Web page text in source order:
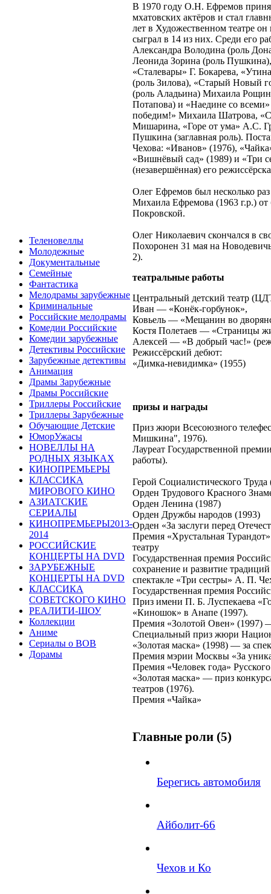
Теленовеллы
Молодежные
Документальные
Семейные
Фантастика
Мелодрамы зарубежные
Криминальные
Российские мелодрамы
Комедии Российские
Комедии зарубежные
Детективы Российские
Зарубежные детективы
Анимация
Драмы Зарубежные
Драмы Российские
Триллеры Российские
Триллеры Зарубежные
Обучающие Детские
ЮморУжасы
НОВЕЛЛЫ НА
РОДНЫХ ЯЗЫКАХ
КИНОПРЕМЬЕРЫ
КЛАССИКА
МИРОВОГО КИНО
АЗИАТСКИЕ
СЕРИАЛЫ
КИНОПРЕМЬЕРЫ2013-
2014
РОССИЙСКИЕ
КОНЦЕРТЫ НА DVD
ЗАРУБЕЖНЫЕ
КОНЦЕРТЫ НА DVD
КЛАССИКА
СОВЕТСКОГО КИНО
РЕАЛИТИ-ШОУ
Коллекции
Аниме
Сериалы о ВОВ
Дорамы
В 1970 году О.Н. Ефремов
мхатовских актёров и стал
лет в Художественном театре
сыграл в 14 из них. Среди его
Александра Володина (роль
Леонида Зорина (роль
«Сталевары» Г. Бокарева,
(роль Зилова), «Старый Новый
(роль Аладьина) Михаила
Потапова) и «Наедине со
победим!» Михаила Шатрова,
Мишарина, «Горе от ума» А.С.
Пушкина (заглавная роль).
Чехова: «Иванов» (1976),
«Вишнёвый сад» (1989) и «Три
(незавершённая) его
Олег Ефремов был несколько
Михаила Ефремова (1963 г.р.) от
Покровской.
Олег Николаевич скончался в
Похоронен 31 мая на
2).
театральные работы
Центральный детский театр
Иван — «Конёк-горбунок»,
Ковьель — «Мещанин во
Костя Полетаев — «Страницы
Алексей — «В добрый час!»
Режиссёрский дебют:
«Димка-невидимка» (1955)
призы и награды
Приз жюри Всесоюзного
Мишкина", 1976).
Лауреат Государственной
работы).
Герой Социалистического Труда
Орден Трудового Красного
Орден Ленина (1987)
Орден Дружбы народов (1993)
Орден «За заслуги перед
Премия «Хрустальная
театру
Государственная премия
сохранение и развитие
спектакле «Три сестры» А. П.
Государственная премия
Приз имени П. Б. Луспекаева
«Киношок» в Анапе (1997).
Премия «Золотой Овен» (1997)
Специальный приз жюри
«Золотая маска» (1998) — за
Премия мэрии Москвы «За
Премия «Человек года»
«Золотая маска» — приз
театров (1976).
Премия «Чайка»
Главные роли (5)
Берегись автомобиля
Айболит-66
Чехов и Ко